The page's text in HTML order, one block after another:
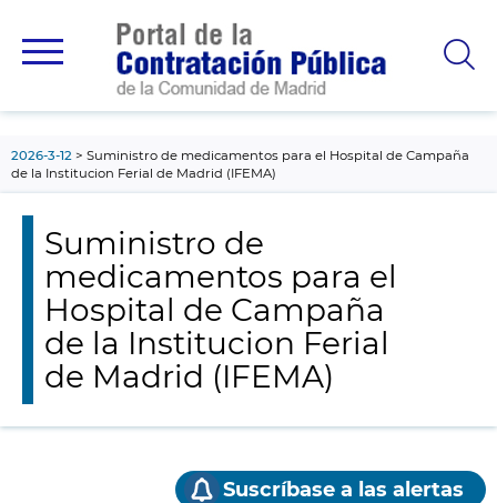
principal
2026-3-12
Suministro de medicamentos para el Hospital de Campaña
de la Institucion Ferial de Madrid (IFEMA)
Suministro de
medicamentos para el
Hospital de Campaña
de la Institucion Ferial
de Madrid (IFEMA)
Suscríbase a las alertas